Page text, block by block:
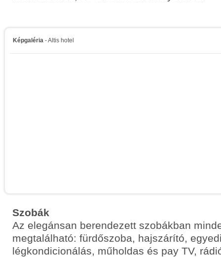
Képgaléria - Altis hotel
Szobák
Az elegánsan berendezett szobákban
megtalálható: fürdőszoba, hajszárító,
légkondicionálás, műholdas és pay TV,